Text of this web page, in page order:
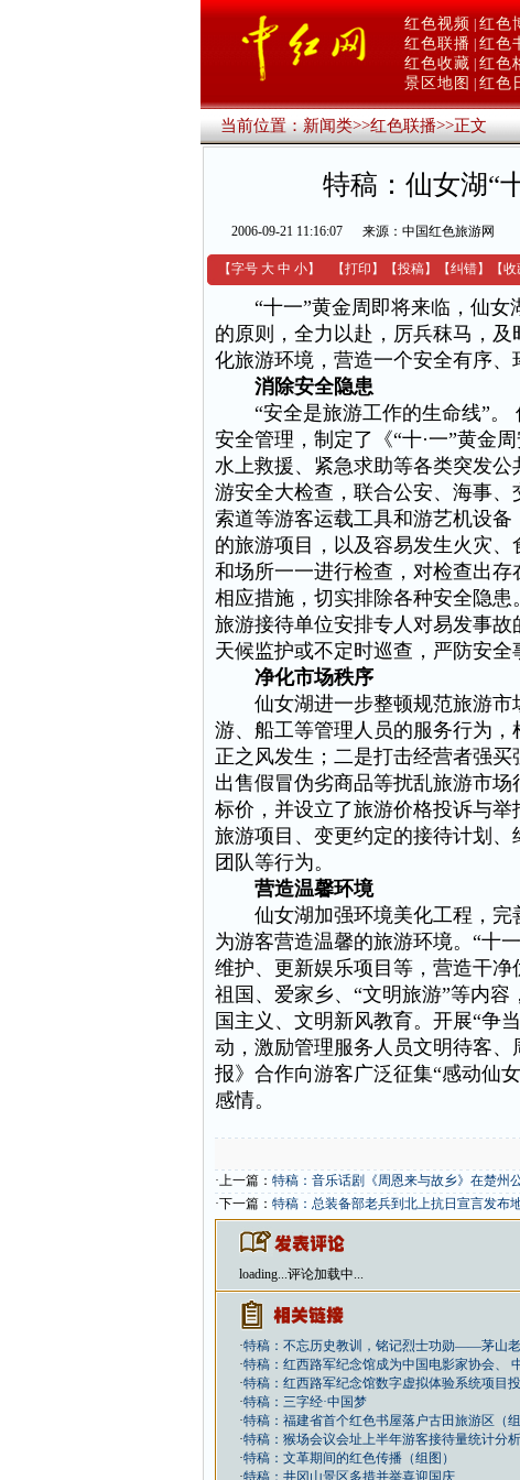
红色视频 红色
红色联播 红色
红色收藏 红色
景区地图
红色
当前位置：新闻类>>红色联播>>正文
特稿：仙女湖“
2006-09-21 11:16:07 来源：中国红色旅游网
【字号 大 中 小】 【打印 】 【投稿】 【纠错】 【收
“十一”黄金周即将来临，仙女
的原则，全力以赴，厉兵秣马，
化旅游环境，营造一个安全有序、
消除安全隐患
“安全是旅游工作的生命线”。
安全管理，制定了《“十·一”黄金
水上救援、紧急求助等各类突发
游安全大检查，联合公安、海事、
索道等游客运载工具和游艺机设
的旅游项目，以及容易发生火灾
和场所一一进行检查，对检查出
相应措施，切实排除各种安全隐
旅游接待单位安排专人对易发事
天候监护或不定时巡查，严防安全
净化市场秩序
仙女湖进一步整顿规范旅游市
游、船工等管理人员的服务行为
正之风发生；二是打击经营者强买
出售假冒伪劣商品等扰乱旅游市
标价，并设立了旅游价格投诉与
旅游项目、变更约定的接待计划
团队等行为。
营造温馨环境
仙女湖加强环境美化工程，完
为游客营造温馨的旅游环境。“十
维护、更新娱乐项目等，营造干
祖国、爱家乡、“文明旅游”等内
国主义、文明新风教育。开展“争
动，激励管理服务人员文明待客
报》合作向游客广泛征集“感动仙
感情。
·上一篇： 特稿：音乐话剧《周恩来与故乡》在楚州
·下一篇： 特稿：总装备部老兵到北上抗日宣言发布
loading...评论加载中...
·特稿：不忘历史教训，铭记烈士功勋——茅山
·特稿：红西路军纪念馆成为中国电影家协会、
·特稿：红西路军纪念馆数字虚拟体验系统项目
·特稿：三字经·中国梦
·特稿：福建省首个红色书屋落户古田旅游区（组
·特稿：猴场会议会址上半年游客接待量统计分析
·特稿：文革期间的红色传播（组图）
·特稿：井冈山景区多措并举喜迎国庆